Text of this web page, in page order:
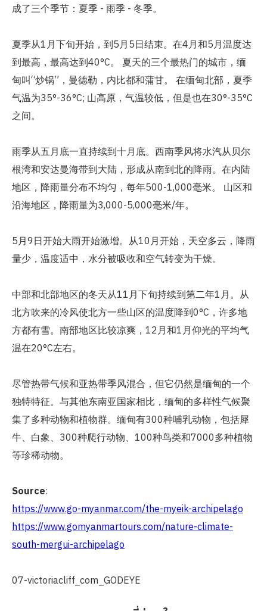
成了三个季节：夏季 - 雨季 - 冬季。
夏季从1月下旬开始，到5月5日结束。在4月和5月温度达
到最高，最高达到40°C。 夏天的三个最热门的城市，缅
甸叫“炒锅”，曼德勒，内比都和蒲甘。 在缅甸北部，夏季
气温为35°-36°C; 山高原，气温较低，但是也在30°-35°C
之间。
雨季从五月底一直持续到十月底。西南季风将水汽从贝尔
根湾和安达曼海带到大陆，形成从南到北的降雨。在内陆
地区，降雨量分布不均匀，每年500-1,000毫米。 山区和
沿海地区，降雨量为3,000-5,000毫米/年。
5月9日开始大雨开始激增。从10月开始，天空多云，降雨
量少，温度适中，水分被吸收和空气转变为干燥。
中部和北部地区的冬天从11月下旬持续到第二年1月。从
北方吹来的冷风使北方一些山区的温度降到0°C，许多地
方都有雪。南部地区比较凉爽，12月和1月仰光的平均气
温在20°C左右。
尽管热带气候和亚热带季风混合，但它仍然是缅甸的一个
独特特征。与其他东南亚国家相比，缅甸的多样性气候聚
集了多种动物和植物群。缅甸有300种哺乳动物，包括犀
牛、白象、300种爬行动物、100种鸟类和7000多种植物
等珍稀动物。
Source:
https://www.go-myanmar.com/the-myeik-archipelago
https://www.gomyanmartours.com/nature-climate-
south-mergui-archipelago
07-victoriacliff_com_GODEYE